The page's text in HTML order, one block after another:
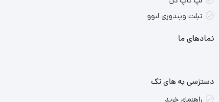
تبلت ویندوزی لنوو
نمادهای ما
دستزسی به های تک
راهنمای خرید